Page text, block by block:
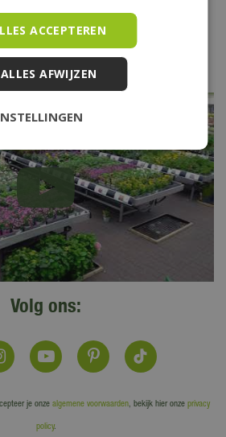
De Boet
Volg ons:
je onze algemene voorwaarden, bekijk hier onze privacy
policy.
ACCEPTEREN
ALLES AFWIJZEN